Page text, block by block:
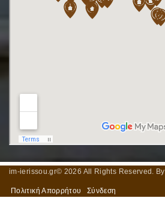
im-ierissou.gr© 2026 All Rights Reserved. By
Πολιτική Απορρήτου Σύνδεση